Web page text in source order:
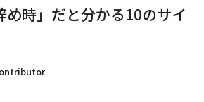
め時」だと分かる10のサイ